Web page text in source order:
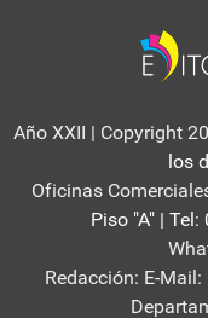
Año XXII | Copyright
los
Oficinas
Piso "A" |
Redacción: E-Mail: